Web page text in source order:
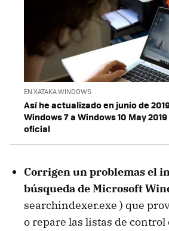
EN XATAKA WINDOWS
Así he actualizado en junio de
Windows 7 a Windows 10 May
oficial
Corrigen un problemas el
búsqueda de Microsoft
searchindexer.exe ) que
o repare las listas de control